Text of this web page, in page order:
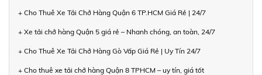
+ Cho Thuê Xe Tải Chở Hàng Quận 6 TP.HCM Giá Rẻ | 24/7
+ Xe tải chở hàng Quận 5 giá rẻ – Nhanh chóng, an toàn, 24/7
+ Cho Thuê Xe Tải Chở Hàng Gò Vấp Giá Rẻ | Uy Tín 24/7
+ Cho thuê xe tải chở hàng Quận 8 TPHCM – uy tín, giá tốt